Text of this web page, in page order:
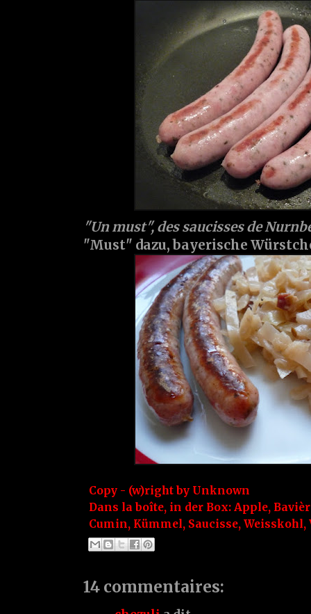
"Un must", des saucisses de
"Must" dazu, bayerische
Copy - (w)right by Unknown
Dans la boîte, in der Box: Apple,
Cumin, Kümmel, Saucisse, Weisskohl,
14 commentaires: